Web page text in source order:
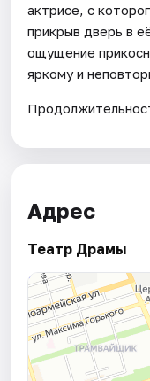
актрисе, с
прикрыв дверь в
ощущение
яркому и
Адрес
Театр Драмы